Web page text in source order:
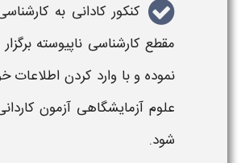
کنکور کادانی به
مقطع کارشناسی ناپیوسته
نموده و با وارد کردن
علوم آزمایشگاهی آزمون
شود.